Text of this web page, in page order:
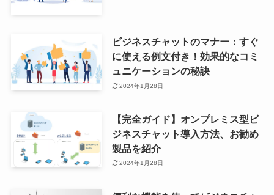
ビジネスチャットのマナー：すぐ
に使える例文付き！効果的なコミ
ュニケーションの秘訣
2024年1月28日
【完全ガイド】オンプレミス型ビ
ジネスチャット導入方法、お勧め
製品を紹介
2024年1月28日